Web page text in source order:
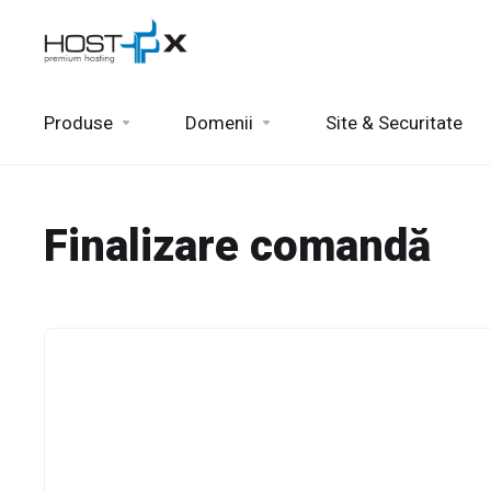
Produse Domenii Site & Securitate
Finalizare comandă